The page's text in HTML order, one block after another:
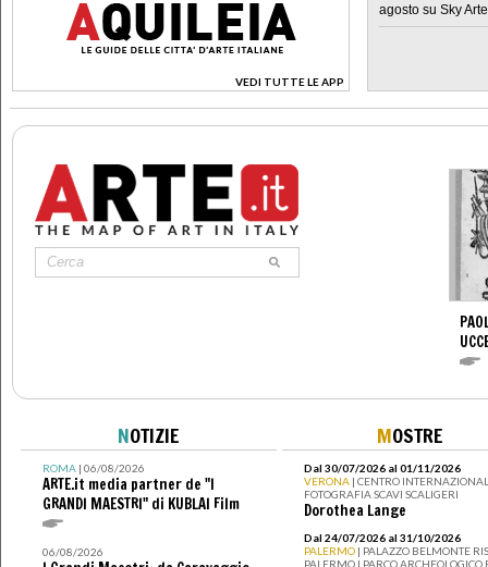
VEDI TUTTE LE APP
>
agosto su Sky Arte
NOTIZIE
ROMA| 06/08/2026
ARTE.it media partner de "I
GRANDI MAESTRI" di KUBLAI Film
06/08/2026
MOSTRE
Dal 30/07/2026 al 01/11/2026
VERONA | CENTRO
FOTOGRAFIA SCAVI SCALIGERI
Dorothea Lange
Dal 24/07/2026 al 31/10/2026
PALERMO | PALAZZO BELMONTE
PALERMO I PARCO ARCHEOLOGICO